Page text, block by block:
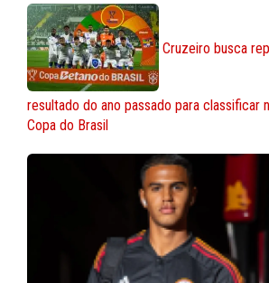
Cruzeiro busca
resultado do ano passado para classificar
Copa do Brasil